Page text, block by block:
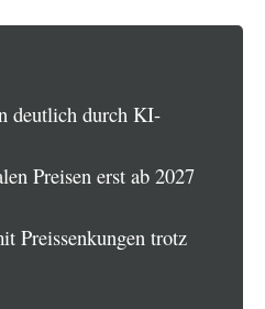
deutlich durch KI-
Preisen erst ab 2027
Preissenkungen trotz